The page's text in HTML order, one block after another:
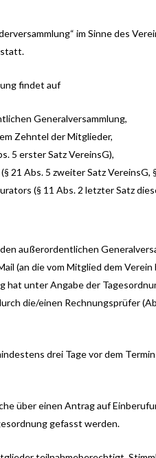
im Sinne des
statt.
findet auf
Generalversammlung,
Zehntel der Mitglieder,
5 erster Satz VereinsG),
21 Abs. 5 zweiter Satz
(§ 11 Abs. 2 letzter Satz
außerordentlichen
(an die vom Mitglied dem
hat unter Angabe der
die/einen Rechnungsprüfer
drei Tage vor dem
über einen Antrag auf
gefasst werden.